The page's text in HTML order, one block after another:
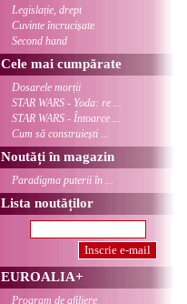
Legislație, drept
Cuvinte încrucișate
Second hand
Cele mai cumpărate
Dosarele morții
STAR WARS - Yoda: re ...
STAR WARS - Întoarce ...
Cum să construiești ...
Noutăți în magazin
Paradigma puterii în ...
Lista noutăților
EUROALIA+
Program de afiliere